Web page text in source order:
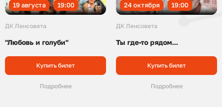
19 августа 19:00
ДК Ленсовета
"Любовь и голуби"
Купить билет
Подробнее
24 октября 19:00
ДК Ленсовета
Ты где-то рядом...
Купить билет
Подробнее